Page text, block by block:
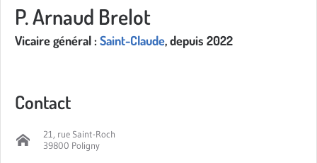
P. Arnaud Brelot
Vicaire général :Saint-Claude, depuis 2022
Contact
21, rue Saint-Roch
39800 Poligny